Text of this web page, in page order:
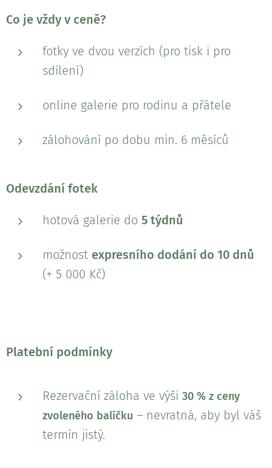
Co je vždy v ceně?
fotky ve dvou verzích (pro tisk i pro
sdílení)
online galerie pro rodinu a přátele
zálohování po dobu min. 6 měsíců
Odevzdání fotek
hotová galerie do 5 týdnů
možnost expresního dodání do 10 dnů
(+ 5 000 Kč)
Platební podmínky
Rezervační záloha ve výši 30 % z ceny
zvoleného balíčku – nevratná, aby byl váš
termín jistý.